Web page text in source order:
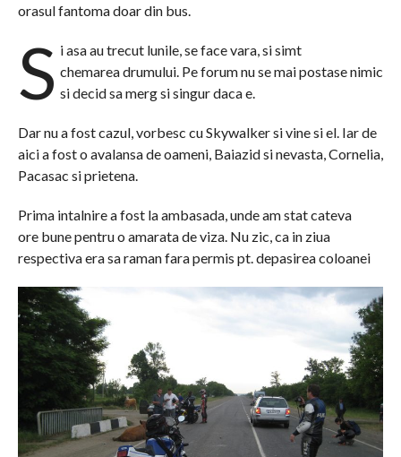
orasul fantoma doar din bus.
S i asa au trecut lunile, se face vara, si simt
chemarea drumului. Pe forum nu se mai postase nimic
si decid sa merg si singur daca e.
Dar nu a fost cazul, vorbesc cu Skywalker si vine si el. Iar de
aici a fost o avalansa de oameni, Baiazid si nevasta, Cornelia,
Pacasac si prietena.
Prima intalnire a fost la ambasada, unde am stat cateva
ore bune pentru o amarata de viza. Nu zic, ca in ziua
respectiva era sa raman fara permis pt. depasirea coloanei